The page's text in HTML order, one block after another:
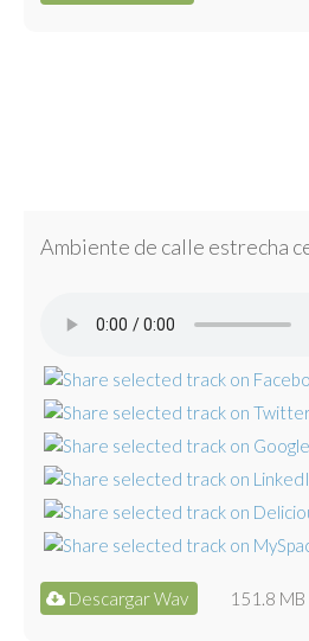
Ambiente de calle estrecha
Descargar Wav 151.8 MB